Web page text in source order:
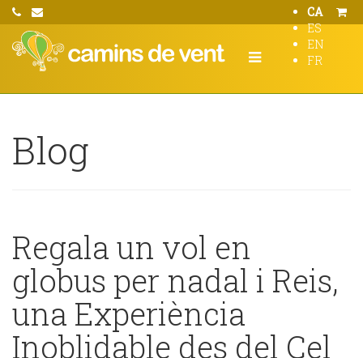
CA
ES
EN
FR
Blog
Regala un vol en
globus per nadal i Reis,
una Experiència
Inoblidable des del Cel